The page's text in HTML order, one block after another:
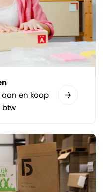
aan en koop
btw